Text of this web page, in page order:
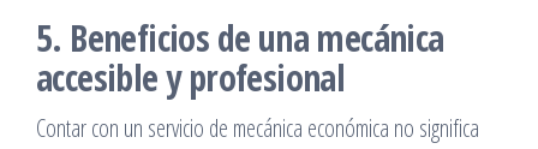
5. Beneficios de una mecánica
accesible y profesional
Contar con un servicio de mecánica económica no significa